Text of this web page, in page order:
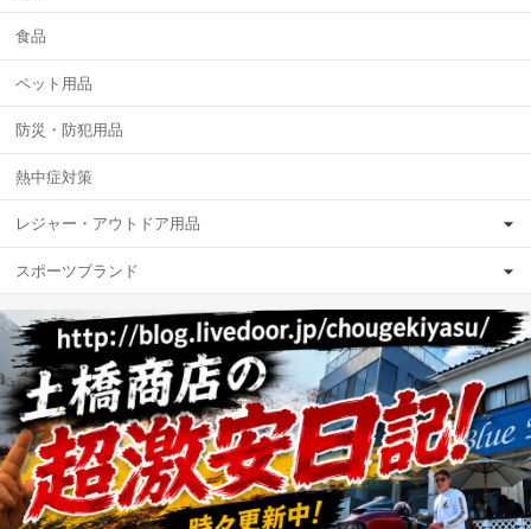
食品
ペット用品
防災・防犯用品
熱中症対策
レジャー・アウトドア用品
スポーツブランド